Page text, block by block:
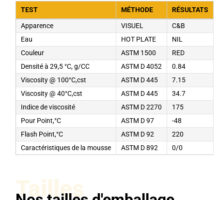
TEST MÉTHODE RÉSULTATS
Apparence VISUEL
C&B
Eau
HOT PLATE
NIL
Couleur
ASTM 1500
RED
Densité à 29,5 °C, g/CC
ASTM D 4052
0.84
Viscosity @ 100°C,cst
ASTM D 445
7.15
Viscosity @ 40°C,cst
ASTM D 445
34.7
Indice de viscosité
ASTM D 2270
175
Pour Point,°C
ASTM D 97
-48
Flash Point,°C
ASTM D 92
220
Caractéristiques de la mousse
ASTM D 892 0/0
Tailles